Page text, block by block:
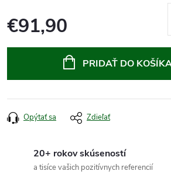
€91,90
PRIDAŤ DO
Opýtať sa Zdieľať
20+ rokov skúseností
a tisíce vašich pozitívnych referencií